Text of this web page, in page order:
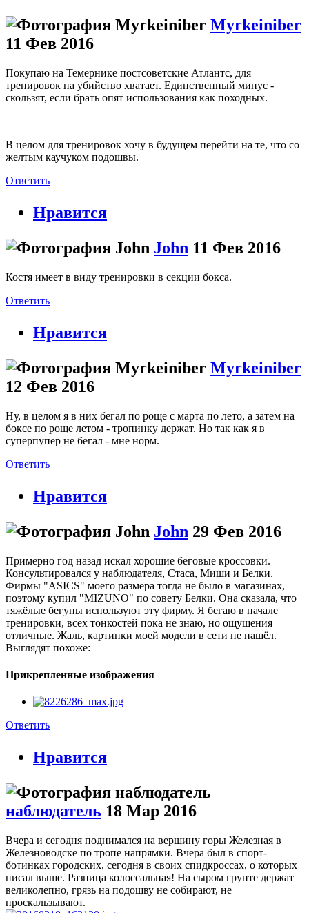
Myrkeiniber
11 Фев 2016
Покупаю на Темернике постсоветские Атлантс, для
тренировок на убийство хватает. Единственный минус -
скользят, если брать опят использования как походных.
В целом для тренировок хочу в будущем перейти на те, что со
желтым каучуком подошвы.
Ответить
Нравится
John 11 Фев 2016
Костя имеет в виду тренировки в секции бокса.
Ответить
Нравится
Myrkeiniber
12 Фев 2016
Ну, в целом я в них бегал по роще с марта по лето, а затем на
боксе по роще летом - тропинку держат. Но так как я в
суперпупер не бегал - мне норм.
Ответить
Нравится
John 29 Фев 2016
Примерно год назад искал хорошие беговые кроссовки.
Консультировался у наблюдателя, Стаса, Миши и Белки.
Фирмы "ASICS" моего размера тогда не было в магазинах,
поэтому купил "MIZUNO" по совету Белки. Она сказала, что
тяжёлые бегуны используют эту фирму. Я бегаю в начале
тренировки, всех тонкостей пока не знаю, но ощущения
отличные. Жаль, картинки моей модели в сети не нашёл.
Выглядят похоже:
Прикрепленные изображения
Ответить
Нравится
наблюдатель 18 Мар 2016
Вчера и сегодня поднимался на вершину горы Железная в
Железноводске по тропе напрямки. Вчера был в спорт-
ботинках городских, сегодня в своих спидкроссах, о которых
писал выше. Разница колоссальная! На сыром грунте держат
великолепно, грязь на подошву не собирают, не
проскальзывают.